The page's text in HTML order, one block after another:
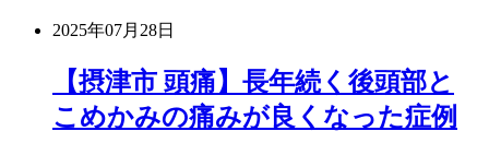
2025年07月28日
【摂津市 頭痛】長年続く後頭部と
こめかみの痛みが良くなった症例